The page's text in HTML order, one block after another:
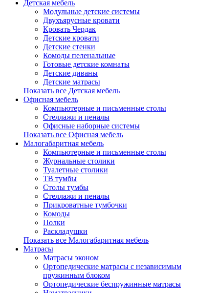
Детская мебель
Модульные детские системы
Двухъярусные кровати
Кровать Чердак
Детские кровати
Детские стенки
Комоды пеленальные
Готовые детские комнаты
Детские диваны
Детские матрасы
Показать все Детская мебель
Офисная мебель
Компьютерные и письменные столы
Стеллажи и пеналы
Офисные наборные системы
Показать все Офисная мебель
Малогабаритная мебель
Компьютерные и письменные столы
Журнальные столики
Туалетные столики
ТВ тумбы
Столы тумбы
Стеллажи и пеналы
Прикроватные тумбочки
Комоды
Полки
Раскладушки
Показать все Малогабаритная мебель
Матрасы
Матрасы эконом
Ортопедические матрасы с независимым
пружинным блоком
Ортопедические беспружинные матрасы